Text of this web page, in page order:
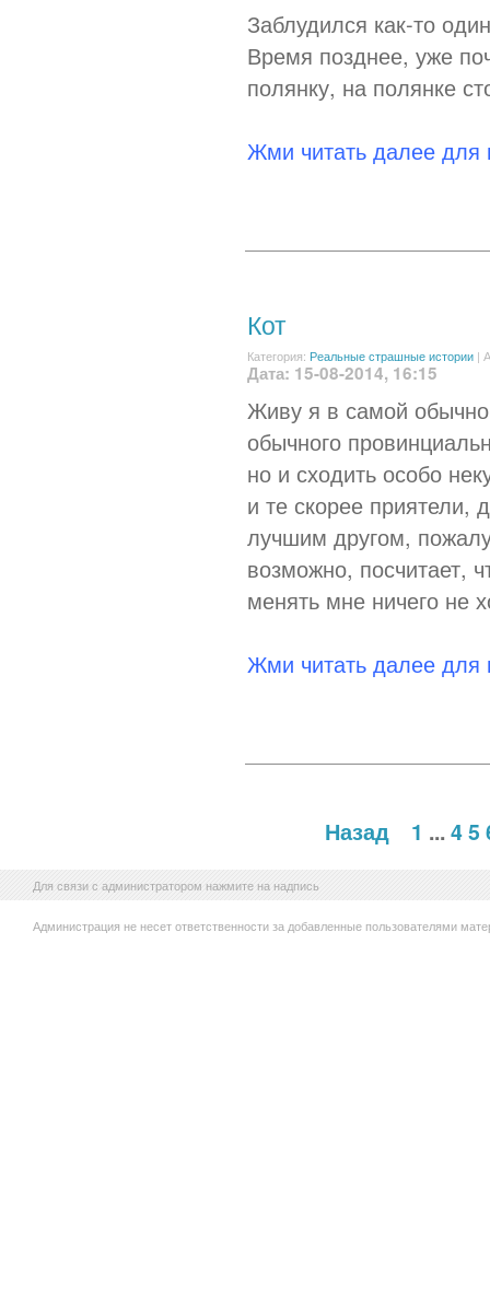
Заблудился как-то
Время позднее, уже
полянку, на полянке
Жми читать далее для
Кот
Категория: Реальные страшные истории |
Дата: 15-08-2014, 16:15
Живу я в самой
обычного
но и сходить особо
и те скорее
лучшим другом,
возможно, посчитает,
менять мне ничего не
Жми читать далее для
Назад 1 ...45
Для связи с администратором нажмите на надпись
Администрация не несет ответственности за добавленные пользователями